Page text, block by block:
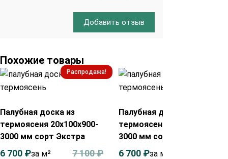
Добавить отзыв
Похожие товары
Распродажа!
Палубная доска из
термоясеня 20х100х900-
3000 мм сорт Экстра
7 100₽
6 700 ₽за м²
Палубная доска из
термоясеня 20х120х900-
3000 мм сорт Экстра
6 700 ₽за м²